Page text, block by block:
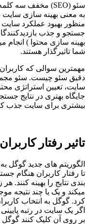
به معنی بهینه سازی
منظور بهبود عملکرد
جستجو و جذب
بهینه سازی محتوا ) انجام
شما تاثیرگذار هستند.
مهمترین سوالی که
دقیق سئو چیست. سئو
سایت، تعیین استراتژی
جایگاه بهتری در نتایج
بیشتری برای سایت جذب
تاثیر رفتار
تا رفتار کاربران هنگام
بندی نتایج را بهینه کنند.
میکند و یک یا چند نتیجه
کرد. گوگل به انتخاب
اگر یک سایت در رتبه
بر روی آن کلیک کنند گوگل